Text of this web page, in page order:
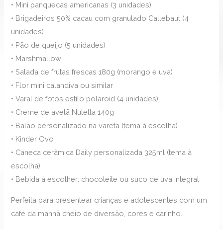
• Mini panquecas americanas (3 unidades)
• Brigadeiros 50% cacau com granulado Callebaut (4
unidades)
• Pão de queijo (5 unidades)
• Marshmallow
• Salada de frutas frescas 180g (morango e uva)
• Flor mini calandiva ou similar
• Varal de fotos estilo polaroid (4 unidades)
• Creme de avelã Nutella 140g
• Balão personalizado na vareta (tema à escolha)
• Kinder Ovo
• Caneca cerâmica Daily personalizada 325ml (tema à
escolha)
• Bebida à escolher: chocoleite ou suco de uva integral
Perfeita para presentear crianças e adolescentes com um
café da manhã cheio de diversão, cores e carinho.